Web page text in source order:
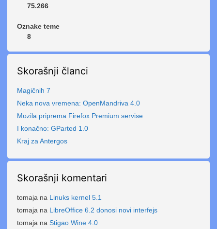
75.266
Oznake teme
8
Skorašnji članci
Magičnih 7
Neka nova vremena: OpenMandriva 4.0
Mozila priprema Firefox Premium servise
I konačno: GParted 1.0
Kraj za Antergos
Skorašnji komentari
tomaja na Linuks kernel 5.1
tomaja na LibreOffice 6.2 donosi novi interfejs
tomaja na Stigao Wine 4.0